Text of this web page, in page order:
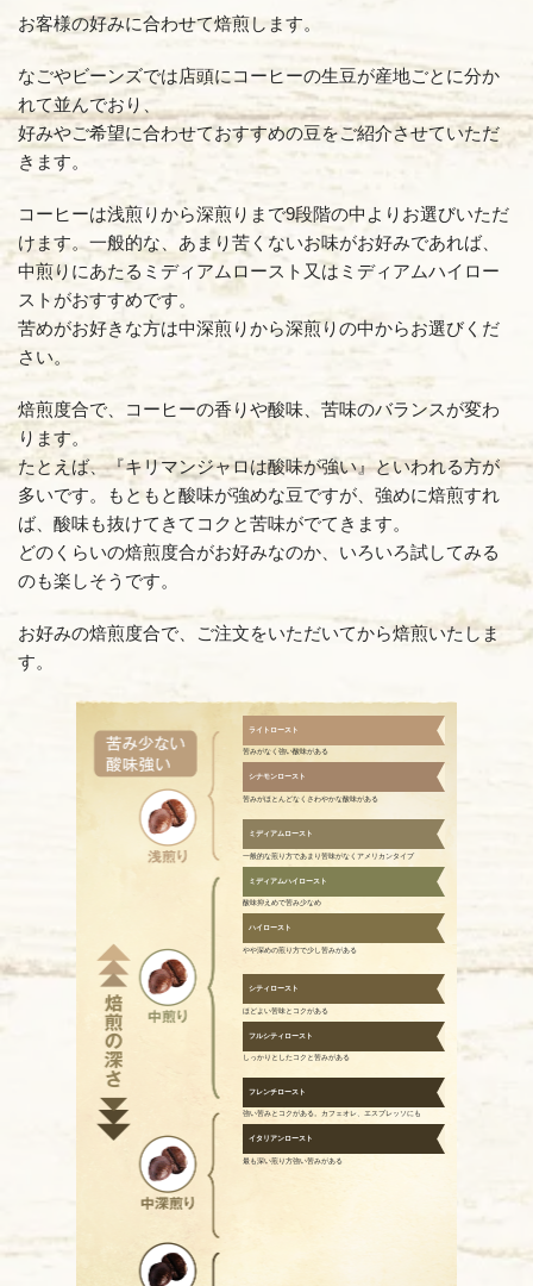
お客様の好みに合わせて焙煎します。
なごやビーンズでは店頭にコーヒーの生豆が産地ごとに分か
れて並んでおり、
好みやご希望に合わせておすすめの豆をご紹介させていただ
きます。
コーヒーは浅煎りから深煎りまで9段階の中よりお選びいただ
けます。一般的な、あまり苦くないお味がお好みであれば、
中煎りにあたるミディアムロースト又はミディアムハイロー
ストがおすすめです。
苦めがお好きな方は中深煎りから深煎りの中からお選びくだ
さい。
焙煎度合で、コーヒーの香りや酸味、苦味のバランスが変わ
ります。
たとえば、『キリマンジャロは酸味が強い』といわれる方が
多いです。もともと酸味が強めな豆ですが、強めに焙煎すれ
ば、酸味も抜けてきてコクと苦味がでてきます。
どのくらいの焙煎度合がお好みなのか、いろいろ試してみる
のも楽しそうです。
お好みの焙煎度合で、ご注文をいただいてから焙煎いたしま
す。